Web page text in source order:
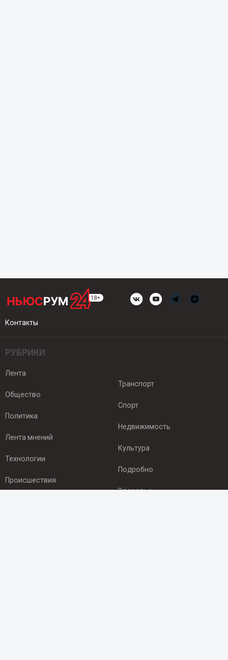
Контакты
РУБРИКИ
Лента
Общество
Политика
Лента мнений
Технологии
Происшествия
Транспорт
Спорт
Недвижимость
Культура
Подробно
Здоровье